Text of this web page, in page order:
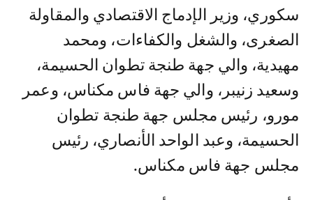
سكوري، وزير الإدماج الاقتصادي والمقاولة
الصغرى، والشغل والكفاءات، ومحمد
مهيدية، والي جهة طنجة تطوان الحسيمة،
وسعيد زنيبر، والي جهة فاس مكناس، وعمر
مورو، رئيس مجلس جهة طنجة تطوان
الحسيمة، وعبد الواحد الأنصاري، رئيس
مجلس جهة فاس مكناس.